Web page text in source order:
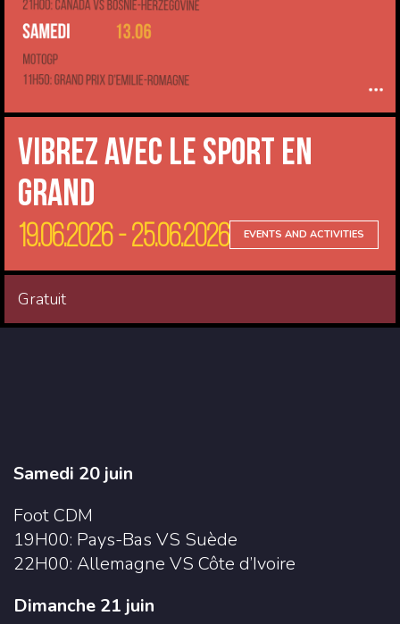
Vibrez avec le sport en
Grand
19.06.2026 - 25.06.2026 EVENTS AND ACTIVITIES
Gratuit
Samedi 20 juin
Foot CDM
19H00: Pays-Bas VS Suède
22H00: Allemagne VS Côte d’Ivoire
Dimanche 21 juin